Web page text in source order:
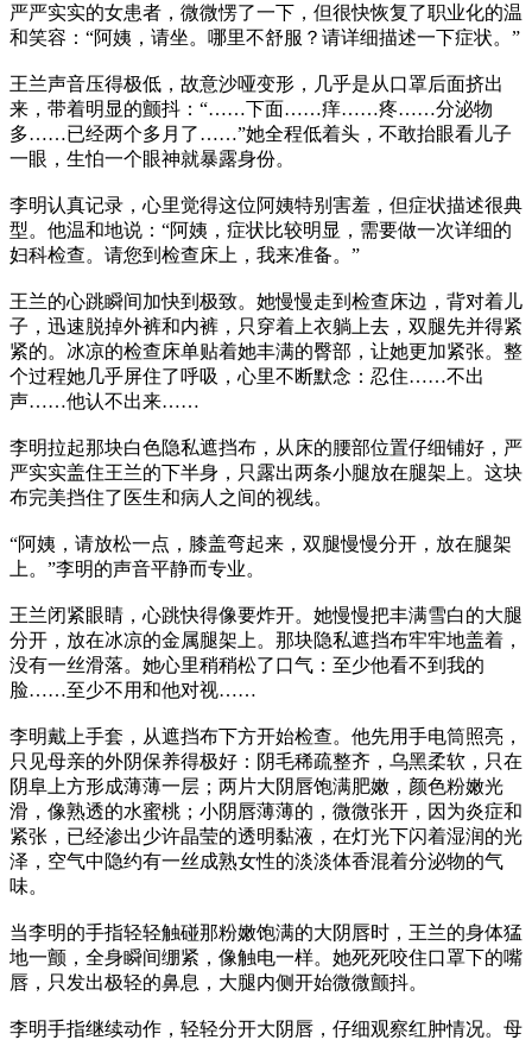
严严实实的女患者，微微愣了一下，但很快恢复了职业化的温
和笑容：“阿姨，请坐。哪里不舒服？请详细描述一下症状。”
王兰声音压得极低，故意沙哑变形，几乎是从口罩后面挤出
来，带着明显的颤抖：“……下面……痒……疼……分泌物
多……已经两个多月了……”她全程低着头，不敢抬眼看儿子
一眼，生怕一个眼神就暴露身份。
李明认真记录，心里觉得这位阿姨特别害羞，但症状描述很典
型。他温和地说：“阿姨，症状比较明显，需要做一次详细的
妇科检查。请您到检查床上，我来准备。”
王兰的心跳瞬间加快到极致。她慢慢走到检查床边，背对着儿
子，迅速脱掉外裤和内裤，只穿着上衣躺上去，双腿先并得紧
紧的。冰凉的检查床单贴着她丰满的臀部，让她更加紧张。整
个过程她几乎屏住了呼吸，心里不断默念：忍住……不出
声……他认不出来……
李明拉起那块白色隐私遮挡布，从床的腰部位置仔细铺好，严
严实实盖住王兰的下半身，只露出两条小腿放在腿架上。这块
布完美挡住了医生和病人之间的视线。
“阿姨，请放松一点，膝盖弯起来，双腿慢慢分开，放在腿架
上。”李明的声音平静而专业。
王兰闭紧眼睛，心跳快得像要炸开。她慢慢把丰满雪白的大腿
分开，放在冰凉的金属腿架上。那块隐私遮挡布牢牢地盖着，
没有一丝滑落。她心里稍稍松了口气：至少他看不到我的
脸……至少不用和他对视……
李明戴上手套，从遮挡布下方开始检查。他先用手电筒照亮，
只见母亲的外阴保养得极好：阴毛稀疏整齐，乌黑柔软，只在
阴阜上方形成薄薄一层；两片大阴唇饱满肥嫩，颜色粉嫩光
滑，像熟透的水蜜桃；小阴唇薄薄的，微微张开，因为炎症和
紧张，已经渗出少许晶莹的透明黏液，在灯光下闪着湿润的光
泽，空气中隐约有一丝成熟女性的淡淡体香混着分泌物的气
味。
当李明的手指轻轻触碰那粉嫩饱满的大阴唇时，王兰的身体猛
地一颤，全身瞬间绷紧，像触电一样。她死死咬住口罩下的嘴
唇，只发出极轻的鼻息，大腿内侧开始微微颤抖。
李明手指继续动作，轻轻分开大阴唇，仔细观察红肿情况。母